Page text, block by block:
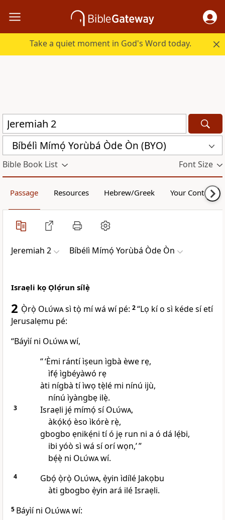
Take a quiet moment in God's Word today.
Bíbélì Mímọ́ Yorùbá Òde Òn (BYO)
Bible Book List Font Size
Passage Resources Hebrew/Greek Your Content
Jeremiah 2 Bíbélì Mímọ́ Yorùbá Òde Òn
Israẹli kọ Ọlọ́run sílẹ̀
2 Ọ̀rọ̀ Olúwasì tọ̀ mí wá wí pé: 2“Lọ kí o sì kéde sí etí
Jerusalẹmu pé:
“Báyìí ni Olúwawí,
“ ‘Èmi rántí ìṣeun ìgbà èwe rẹ,
ìfẹ́ ìgbéyàwó rẹ
àti nígbà tí ìwọ tẹ̀lé mi nínú ijù,
nínú ìyàngbẹ ilẹ̀.
3 Israẹli jẹ́ mímọ́ síOlúwa,
àkọ́kọ́ èso ìkórè rẹ̀,
gbogbo ẹnikẹ́ni tí ó jẹ run ni a ó dá lẹ́bi,
ibi yóò sì wá sí orí wọn,’ ”
bẹ́ẹ̀ ni Olúwawí.
4 Gbọ́ ọ̀rọ̀ Olúwa, ẹ̀yin ìdílé Jakọbu
àti gbogbo ẹ̀yin ará ilé Israẹli.
5 Báyìí ni Olúwawí: